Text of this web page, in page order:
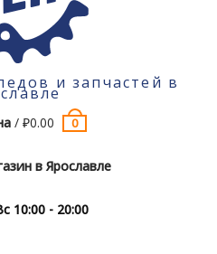
и запчастей в
/₽0.00 0
в Ярославле
10:00 - 20:00